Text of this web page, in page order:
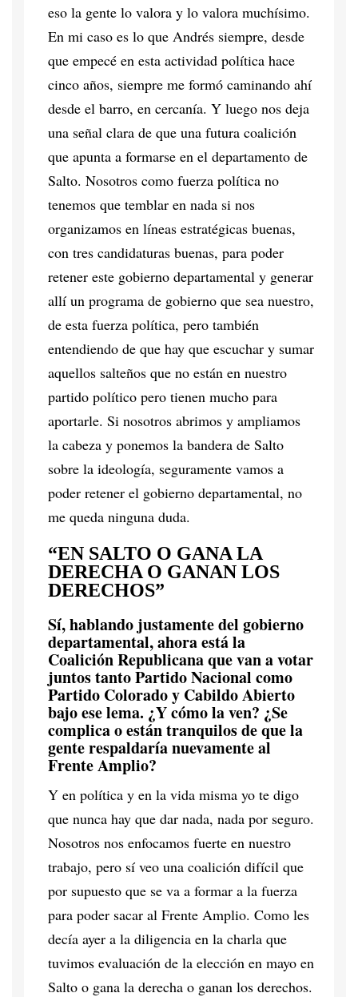
eso la gente lo valora y lo valora muchísimo.
En mi caso es lo que Andrés siempre, desde
que empecé en esta actividad política hace
cinco años, siempre me formó caminando ahí
desde el barro, en cercanía. Y luego nos deja
una señal clara de que una futura coalición
que apunta a formarse en el departamento de
Salto. Nosotros como fuerza política no
tenemos que temblar en nada si nos
organizamos en líneas estratégicas buenas,
con tres candidaturas buenas, para poder
retener este gobierno departamental y generar
allí un programa de gobierno que sea nuestro,
de esta fuerza política, pero también
entendiendo de que hay que escuchar y sumar
aquellos salteños que no están en nuestro
partido político pero tienen mucho para
aportarle. Si nosotros abrimos y ampliamos
la cabeza y ponemos la bandera de Salto
sobre la ideología, seguramente vamos a
poder retener el gobierno departamental, no
me queda ninguna duda.
“EN SALTO O GANA LA
DERECHA O GANAN LOS
DERECHOS”
Sí, hablando justamente del gobierno
departamental, ahora está la
Coalición Republicana que van a votar
juntos tanto Partido Nacional como
Partido Colorado y Cabildo Abierto
bajo ese lema. ¿Y cómo la ven? ¿Se
complica o están tranquilos de que la
gente respaldaría nuevamente al
Frente Amplio?
Y en política y en la vida misma yo te digo
que nunca hay que dar nada, nada por seguro.
Nosotros nos enfocamos fuerte en nuestro
trabajo, pero sí veo una coalición difícil que
por supuesto que se va a formar a la fuerza
para poder sacar al Frente Amplio. Como les
decía ayer a la diligencia en la charla que
tuvimos evaluación de la elección en mayo en
Salto o gana la derecha o ganan los derechos.